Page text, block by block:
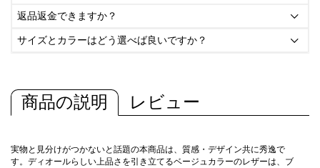
返品返金できますか？ 
サイズとカラーはどう選べば良いですか？ 
商品の説明 レビュー
実物と見分けがつかないと話題の本商品は、質感・デザイン共に秀逸で
す。ディオールらしい上品さを引き立てるベージュカラーのレザーは、ブ